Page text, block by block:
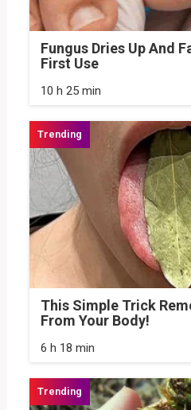
Fungus Dries Up And
First Use
10 h 25 min
This Simple Trick
From Your Body!
6 h 18 min